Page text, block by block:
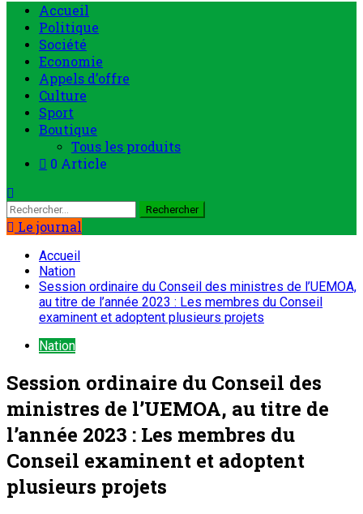
Accueil
Politique
Société
Economie
Appels d’offre
Culture
Sport
Boutique
Tous les produits
0 Article
Le journal
Accueil
Nation
Session ordinaire du Conseil des ministres de l’UEMOA,
au titre de l’année 2023 : Les membres du Conseil
examinent et adoptent plusieurs projets
Nation
Session ordinaire du Conseil des
ministres de l’UEMOA, au titre de
l’année 2023 : Les membres du
Conseil examinent et adoptent
plusieurs projets